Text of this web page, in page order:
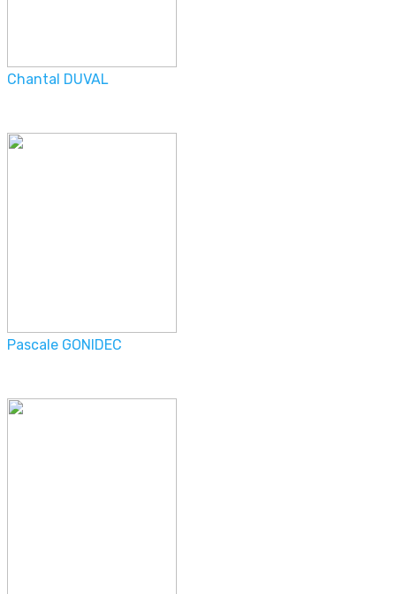
Chantal DUVAL
Pascale GONIDEC